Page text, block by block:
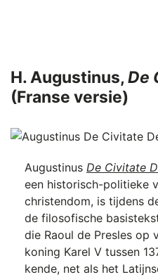
H. Augustinus, De
(Franse versie)
Augustinus De Civitate
een historisch-politieke
christendom, is tijdens
de filosofische
die Raoul de Presles op
koning Karel V tussen
kende, net als het